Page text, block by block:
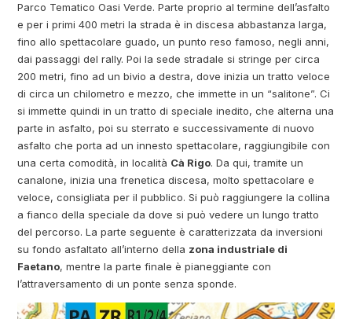
Parco Tematico Oasi Verde. Parte proprio al termine dell’asfalto
e per i primi 400 metri la strada è in discesa abbastanza larga,
fino allo spettacolare guado, un punto reso famoso, negli anni,
dai passaggi del rally. Poi la sede stradale si stringe per circa
200 metri, fino ad un bivio a destra, dove inizia un tratto veloce
di circa un chilometro e mezzo, che immette in un “salitone”. Ci
si immette quindi in un tratto di speciale inedito, che alterna una
parte in asfalto, poi su sterrato e successivamente di nuovo
asfalto che porta ad un innesto spettacolare, raggiungibile con
una certa comodità, in località Cà Rigo. Da qui, tramite un
canalone, inizia una frenetica discesa, molto spettacolare e
veloce, consigliata per il pubblico. Si può raggiungere la collina
a fianco della speciale da dove si può vedere un lungo tratto
del percorso. La parte seguente è caratterizzata da inversioni
su fondo asfaltato all’interno della zona industriale di
Faetano, mentre la parte finale è pianeggiante con
l’attraversamento di un ponte senza sponde.